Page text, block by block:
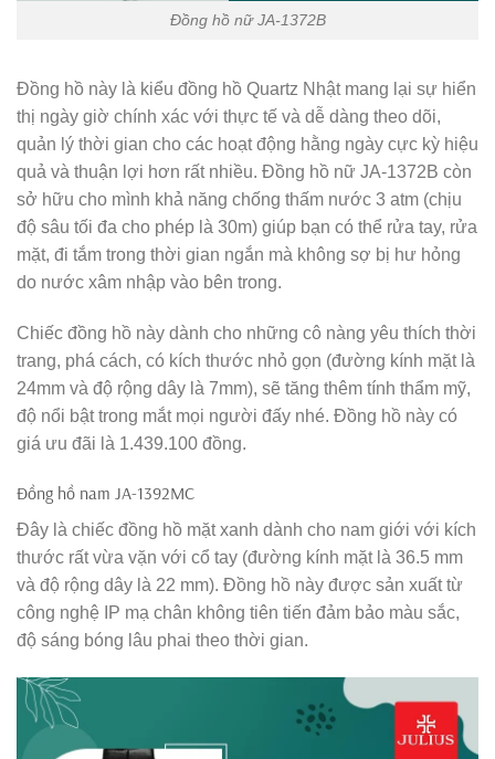
Đồng hồ nữ JA-1372B
Đồng hồ này là kiểu đồng hồ Quartz Nhật mang lại sự hiển
thị ngày giờ chính xác với thực tế và dễ dàng theo dõi,
quản lý thời gian cho các hoạt động hằng ngày cực kỳ hiệu
quả và thuận lợi hơn rất nhiều. Đồng hồ nữ JA-1372B còn
sở hữu cho mình khả năng chống thấm nước 3 atm (chịu
độ sâu tối đa cho phép là 30m) giúp bạn có thể rửa tay, rửa
mặt, đi tắm trong thời gian ngắn mà không sợ bị hư hỏng
do nước xâm nhập vào bên trong.
Chiếc đồng hồ này dành cho những cô nàng yêu thích thời
trang, phá cách, có kích thước nhỏ gọn (đường kính mặt là
24mm và độ rộng dây là 7mm), sẽ tăng thêm tính thẩm mỹ,
độ nổi bật trong mắt mọi người đấy nhé. Đồng hồ này có
giá ưu đãi là 1.439.100 đồng.
Đồng hồ nam JA-1392MC
Đây là chiếc đồng hồ mặt xanh dành cho nam giới với kích
thước rất vừa vặn với cổ tay (đường kính mặt là 36.5 mm
và độ rộng dây là 22 mm). Đồng hồ này được sản xuất từ
công nghệ IP mạ chân không tiên tiến đảm bảo màu sắc,
độ sáng bóng lâu phai theo thời gian.